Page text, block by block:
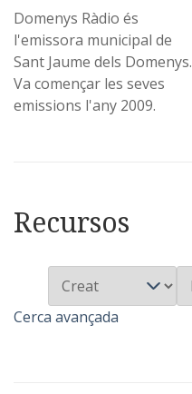
Domenys Ràdio és
l'emissora municipal de
Sant Jaume dels Domenys.
Va començar les seves
emissions l'any 2009.
Recursos
Cerca avançada